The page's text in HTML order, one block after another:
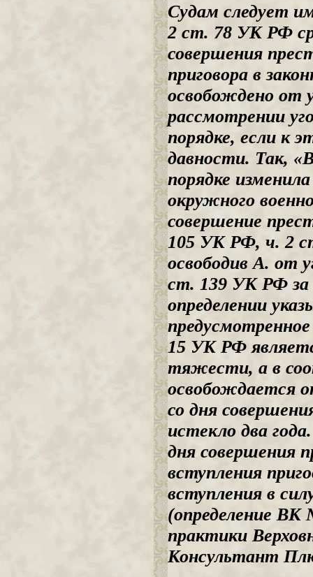
Судам следует
2 ст. 78 УК РФ
совершения
приговора в
освобождено от
рассмотрении
порядке, если к
давности. Так,
порядке
окружного
совершение
105 УК РФ, ч. 2
освободив А. от
ст. 139 УК РФ за
определении
15 УК РФ
тяжести, а в
освобождается
со дня
истекло два
дня совершения
вступления
вступления в
(определение ВК
практики
Консультант